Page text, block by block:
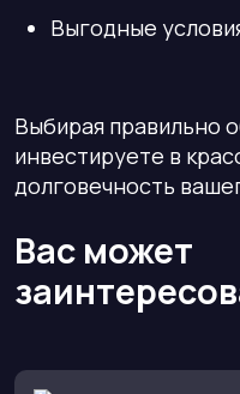
Выгодные
Выбирая правильно
инвестируете в
долговечность
Вас может